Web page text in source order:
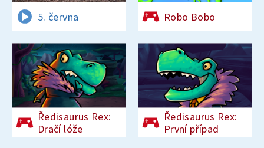
5. června Robo Bobo
Ředisaurus Rex:
Dračí lóže
Ředisaurus Rex:
První případ